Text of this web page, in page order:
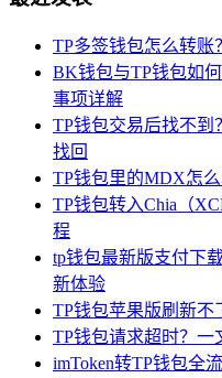
TP多签钱包怎么转账
BK钱包与TP钱包如
事项详解
TP钱包交易后找不到
找回
TP钱包里的MDX怎
TP钱包转入Chia（
程
tp钱包最新版支付下
新体验
TP钱包苹果版刷新不
TP钱包请求超时？一
imToken转TP钱包全